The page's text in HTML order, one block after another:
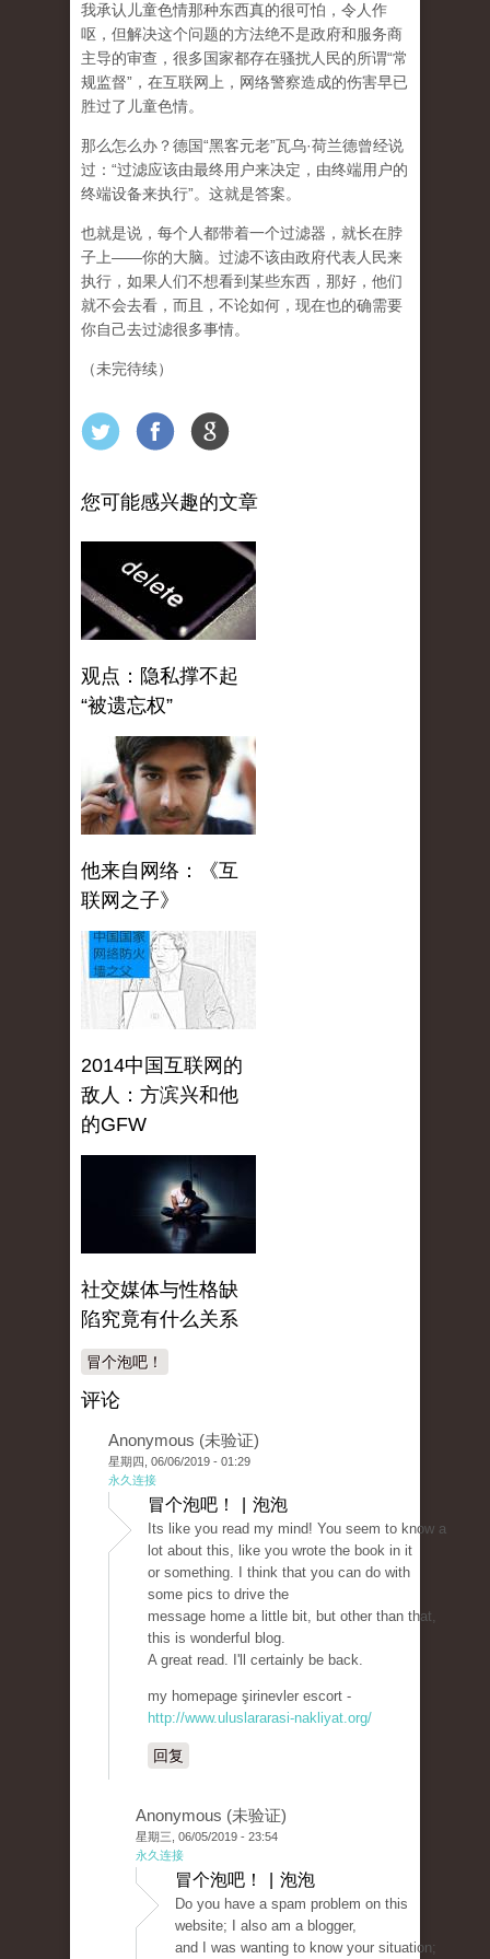
我承认儿童色情那种东西真的很可怕，令人作
呕，但解决这个问题的方法绝不是政府和服务商
主导的审查，很多国家都存在骚扰人民的所谓“常
规监督”，在互联网上，网络警察造成的伤害早已
胜过了儿童色情。
那么怎么办？德国“黑客元老”瓦乌·荷兰德曾经说
过：“过滤应该由最终用户来决定，由终端用户的
终端设备来执行”。这就是答案。
也就是说，每个人都带着一个过滤器，就长在脖
子上——你的大脑。过滤不该由政府代表人民来
执行，如果人们不想看到某些东西，那好，他们
就不会去看，而且，不论如何，现在也的确需要
你自己去过滤很多事情。
（未完待续）
您可能感兴趣的文章
观点：隐私撑不起
“被遗忘权”
他来自网络：《互
联网之子》
2014中国互联网的
敌人：方滨兴和他
的GFW
社交媒体与性格缺
陷究竟有什么关系
冒个泡吧！
评论
Anonymous (未验证)
星期四, 06/06/2019 - 01:29
永久连接
冒个泡吧！ | 泡泡
Its like you read my mind! You seem to know a
lot about this, like you wrote the book in it
or something. I think that you can do with
some pics to drive the
message home a little bit, but other than that,
this is wonderful blog.
A great read. I'll certainly be back.
my homepage şirinevler escort -
http://www.uluslararasi-nakliyat.org/
回复
Anonymous (未验证)
星期三, 06/05/2019 - 23:54
永久连接
冒个泡吧！ | 泡泡
Do you have a spam problem on this
website; I also am a blogger,
and I was wanting to know your situation;